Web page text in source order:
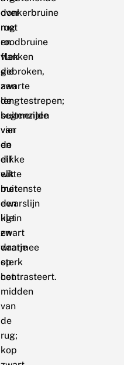
donkerbruine
met
roodbruine
vlek
die
aan
de
buitenzijde
van
de
dikke
witte
buitenste
dwarslijn
ligt
en
daarmee
sterk
contrasteert.
over
rug
en
flanken
gebroken,
zwarte
lengtestrepen;
segmenten
vier
en
elf
elk
met
een
klein
zwart
wratje
op
het
midden
van
de
rug;
kop